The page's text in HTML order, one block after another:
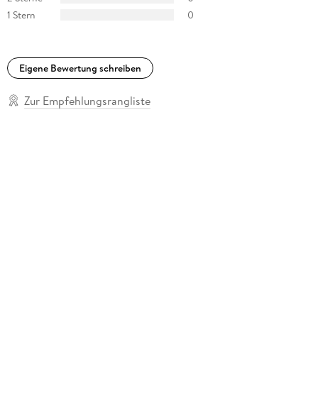
1 Stern
0
Eigene Bewertung schreiben
Zur Empfehlungsrangliste